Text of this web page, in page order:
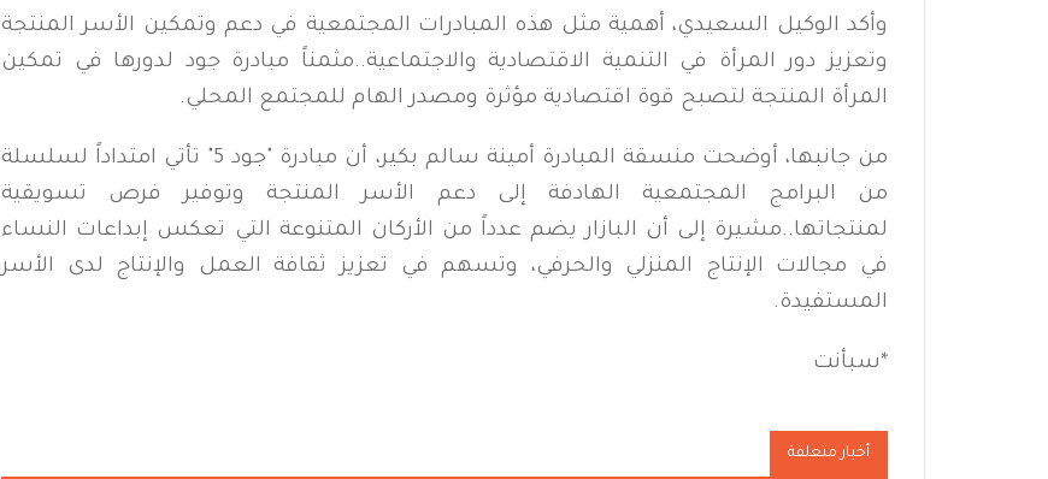
وأكد الوكيل السعيدي، أهمية مثل هذه المبادرات المجتمعية في دعم وتمكين الأسر المنتجة
وتعزيز دور المرأة في التنمية الاقتصادية والاجتماعية..مثمناً مبادرة جود لدورها في تمكين
المرأة المنتجة لتصبح قوة اقتصادية مؤثرة ومصدر الهام للمجتمع المحلي.
من جانبها، أوضحت منسقة المبادرة أمينة سالم بكير، أن مبادرة "جود 5" تأتي امتداداً لسلسلة
من البرامج المجتمعية الهادفة إلى دعم الأسر المنتجة وتوفير فرص تسويقية
لمنتجاتها..مشيرة إلى أن البازار يضم عدداً من الأركان المتنوعة التي تعكس إبداعات النساء
في مجالات الإنتاج المنزلي والحرفي، وتسهم في تعزيز ثقافة العمل والإنتاج لدى الأسر
المستفيدة.
*سبأنت
أخبار متعلقة